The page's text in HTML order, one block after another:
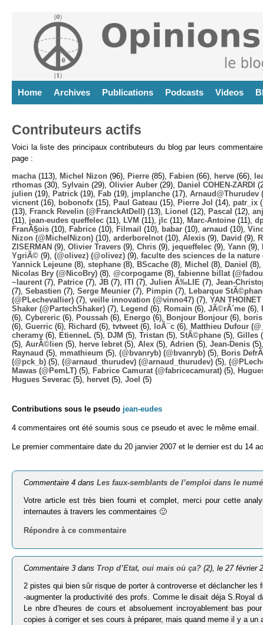
Home Archives Publications Podcasts Videos
Contributeurs actifs
Voici la liste des principaux contributeurs du blog par leurs
page :
macha (113), Michel Nizon (96), Pierre (85), Fabien (66), herve (66),
rthomas (30), Sylvain (29), Olivier Auber (29), Daniel COHEN-ZARDI
julien (19), Patrick (19), Fab (19), jmplanche (17), Arnaud@Thurudev
vicnent (16), bobonofx (15), Paul Gateau (15), Pierre Jol (14), patr_ix
(13),
Franck Revelin (@FranckAtDell) (13), Lionel (12), Pascal (12), anj
(11), jean-eudes queffelec (11), LVM (11), jlc (11), Marc-Antoine (11),
FranÃ§ois (10), Fabrice (10), Filmail (10), babar (10), arnaud (10),
Nizon (@MichelNizon) (10), arderborelnot (10), Alexis (9), David (9),
ZISERMAN (9), Olivier Travers (9), Chris (9), jequeffelec (9), Yann (9),
YgriÃ© (9), (@olivez) (@olivez) (9), faculte des sciences de la nature
Yannick Lejeune (8), stephane (8), BScache (8), Michel (8), Daniel (8),
Nicolas Bry (@NicoBry) (8), @corpogame (8), fabienne billat
~laurent (7), Patrice (7), JB (7), ITI (7), Julien Ã‰LIE (7), Jean-
(7), Sebastien (7), Serge Meunier (7), Pimpin (7), Lebarque
(@PLechevallier) (7), veille innovation (@vinno47) (7), YAN
Shaker (@PartechShaker) (7), Legend (6), Romain (6), JÃ©rÃ´me (6),
(6), Cybereric (6), Poussah (6), Energo (6), Bonjour Bonjour (6), boris
(6), Guerric (6), Richard (6), tvtweet (6), loÃ¯c (6), Matthieu Dufour
cheramy (6), EtienneL (5), DJM (5), Tristan (5), StÃ©phane (5), Gilles
(5), AurÃ©lien (5), herve lebret (5), Alex (5), Adrien (5), Jean-Denis (5),
Raynaud (5), mmathieum (5), (@bvanryb) (@bvanryb) (5), Boris
(@pck_b) (5), (@arnaud_thurudev) (@arnaud_thurudev) (5),
Mawas (@PemLT) (5), Fabrice Camurat (@fabricecamurat) (5),
Hugues Severac (5), hervet (5), Joel (5)
Contributions sous le pseudo jean-eudes
4 commentaires ont été soumis sous ce pseudo et avec le même email.
Le premier commentaire date du 20 janvier 2007 et le dernier est du 14
Commentaire 4 dansLes faux-semblants de l’emploi dans le
Votre article est très bien fourni et complet, merci pour cette
internautes à travers les commentaires 🙂
Répondre à ce commentaire
Commentaire 3 dans Trop d’Etat, oui mais où ça? (2) , le 27 février
2 pistes qui bien sûr risque de porter à controverse et déclancher
-augmenter la productivité des profs. Comme le disait déja
Le nbre d’heures de cours et absoluement incroyablement bas
copies à corriger et ses cours à préparer, mais quand meme il y a